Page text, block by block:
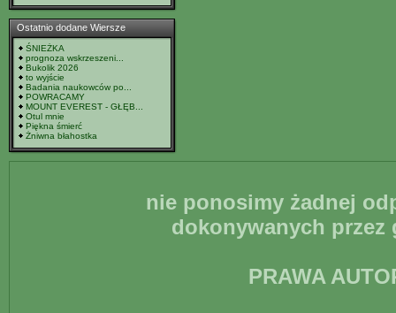
Ostatnio dodane Wiersze
ŚNIEŻKA
prognoza wskrzeszeni...
Bukolik 2026
to wyjście
Badania naukowców po...
POWRACAMY
MOUNT EVEREST - GŁĘB...
Otul mnie
Piękna śmierć
Żniwna błahostka
nie ponosimy żadnej
dokonywanych
PRAWA